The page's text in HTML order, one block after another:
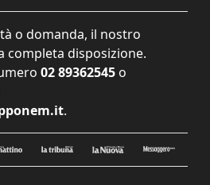
o domanda, il nostro
completa disposizione.
02 89362545 o
.